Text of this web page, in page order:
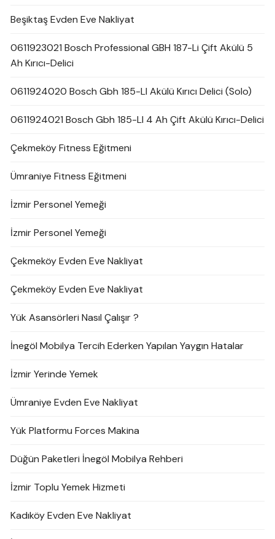
Beşiktaş Evden Eve Nakliyat
0611923021 Bosch Professional GBH 187-Li Çift Akülü 5
Ah Kırıcı-Delici
0611924020 Bosch Gbh 185-LI Akülü Kırıcı Delici (Solo)
0611924021 Bosch Gbh 185-LI 4 Ah Çift Akülü Kırıcı-Delici
Çekmeköy Fitness Eğitmeni
Ümraniye Fitness Eğitmeni
İzmir Personel Yemeği
İzmir Personel Yemeği
Çekmeköy Evden Eve Nakliyat
Çekmeköy Evden Eve Nakliyat
Yük Asansörleri Nasıl Çalışır ?
İnegöl Mobilya Tercih Ederken Yapılan Yaygın Hatalar
İzmir Yerinde Yemek
Ümraniye Evden Eve Nakliyat
Yük Platformu Forces Makina
Düğün Paketleri İnegöl Mobilya Rehberi
İzmir Toplu Yemek Hizmeti
Kadıköy Evden Eve Nakliyat